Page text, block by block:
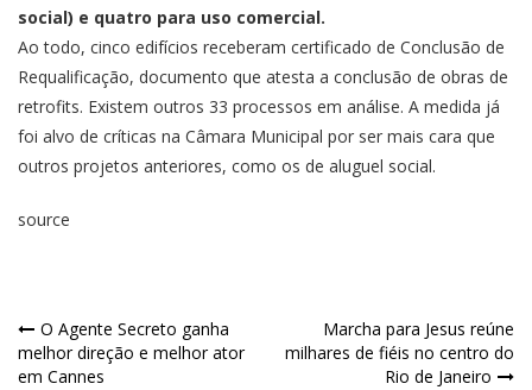
social) e quatro para uso comercial.
Ao todo, cinco edifícios receberam certificado de Conclusão de
Requalificação, documento que atesta a conclusão de obras de
retrofits. Existem outros 33 processos em análise. A medida já
foi alvo de críticas na Câmara Municipal por ser mais cara que
outros projetos anteriores, como os de aluguel social.
source
O Agente Secreto ganha
melhor direção e melhor ator
em Cannes
Marcha para Jesus reúne
milhares de fiéis no centro do
Rio de Janeiro